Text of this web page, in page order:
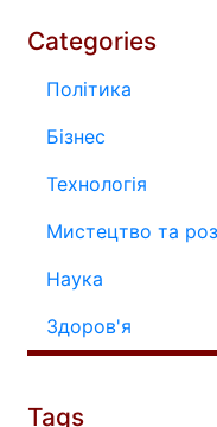
Categories
Політика
Бізнес
Технологія
Мистецтво та
Наука
Здоров'я
Tags